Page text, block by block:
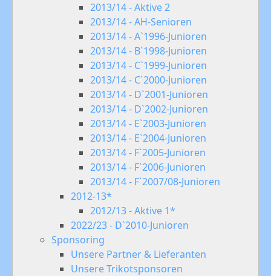
2013/14 - Aktive 2
2013/14 - AH-Senioren
2013/14 - A`1996-Junioren
2013/14 - B`1998-Junioren
2013/14 - C`1999-Junioren
2013/14 - C`2000-Junioren
2013/14 - D`2001-Junioren
2013/14 - D`2002-Junioren
2013/14 - E`2003-Junioren
2013/14 - E`2004-Junioren
2013/14 - F`2005-Junioren
2013/14 - F`2006-Junioren
2013/14 - F`2007/08-Junioren
2012-13*
2012/13 - Aktive 1*
2022/23 - D`2010-Junioren
Sponsoring
Unsere Partner & Lieferanten
Unsere Trikotsponsoren